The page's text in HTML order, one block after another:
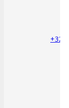
+32